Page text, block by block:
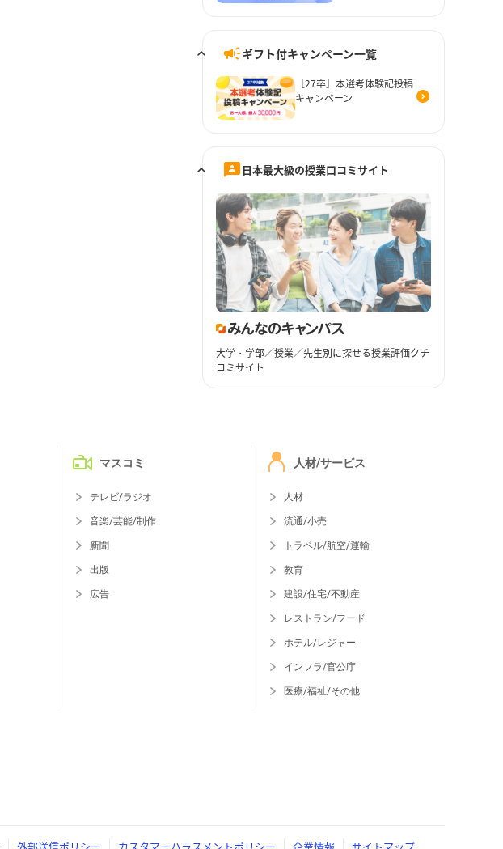
ギフト付キャンペーン一覧
［27卒］本選考体験記投稿
キャンペーン
日本最大級の授業口コミサイト
大学・学部／授業／先生別に探せる授業評価クチ
コミサイト
マスコミ
テレビ/ラジオ
音楽/芸能/制作
新聞
出版
広告
人材/サービス
人材
流通/小売
トラベル/航空/運輸
教育
建設/住宅/不動産
レストラン/フード
ホテル/レジャー
インフラ/官公庁
医療/福祉/その他